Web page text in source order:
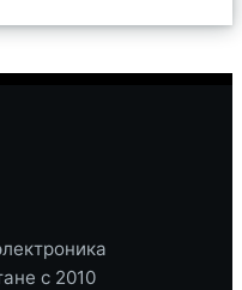
с 2010